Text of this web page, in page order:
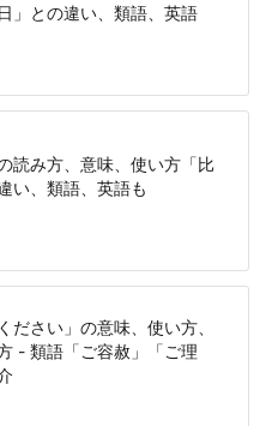
」との違い、類語、英語
読み方、意味、使い方「比
い、類語、英語も
ださい」の意味、使い方、
- 類語「ご容赦」「ご理